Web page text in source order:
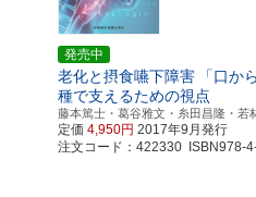
発売中
老化と摂食嚥下障害
「口か
種で支えるための視点
藤本篤士・葛谷雅文・糸田昌隆・
定価4,950円 2017年9月発行
注文コード：422330 ISBN978-